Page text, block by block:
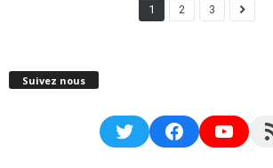
1 2 3
Suivez nous
TwitterFacebook